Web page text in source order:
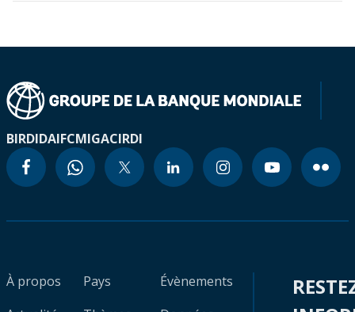
BIRDIDAIFCMIGACIRDI
À propos
Pays
Évènements